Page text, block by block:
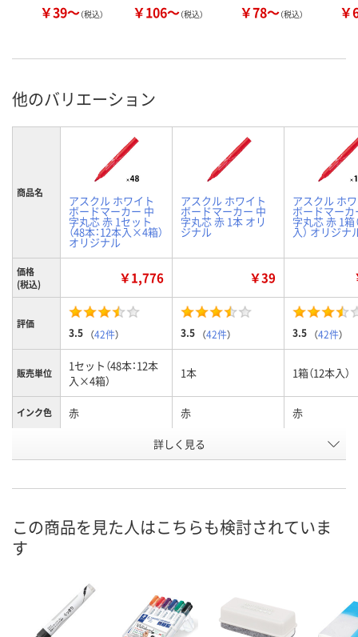
￥39～（税込） ￥106～（税込） ￥78～（税込） ￥
他のバリエーション
商品名
アスクル ホワイト
ボードマーカー 中
字丸芯 赤 1セット
（48本：12本入×4箱）
オリジナル
アスクル ホワイト
ボードマーカー 中
字丸芯 赤 1本 オリ
ジナル
アスクル ホ
ボードマーカ
字丸芯 赤 1箱
入） オリジナ
価格
(税込)
￥1,776 ￥39
評価
3.5 （42件） 3.5 （42件） 3.5 （42件）
販売単位
1セット（48本：12本
入×4箱）
1本 1箱（12本入）
インク色 赤 赤 赤
E342344 E962573
8月7日（金）
詳しく見る
この商品を見た人はこちらも検討されていま
す